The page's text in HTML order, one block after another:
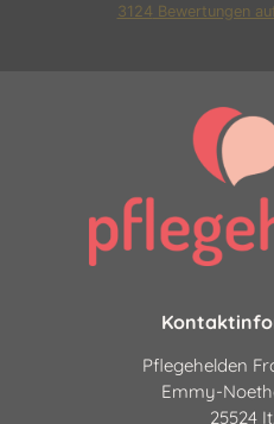
3124 Bewertungen
Pflegehelden
Emmy-
25524